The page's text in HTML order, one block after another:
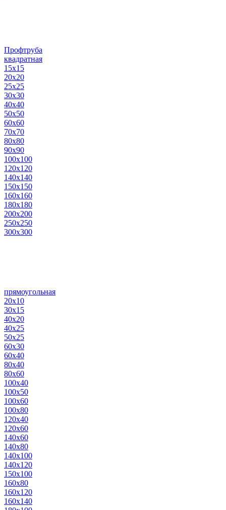
Профтруба
квадратная
15х15
20х20
25х25
30х30
40х40
50х50
60х60
70х70
80х80
90х90
100х100
120х120
140х140
150х150
160х160
180х180
200х200
250х250
300х300
прямоугольная
20х10
30х15
40х20
40х25
50х25
60х30
60х40
80х40
80х60
100х40
100х50
100х60
100х80
120х40
120х60
140х60
140х80
140х100
140х120
150х100
160х80
160х120
160х140